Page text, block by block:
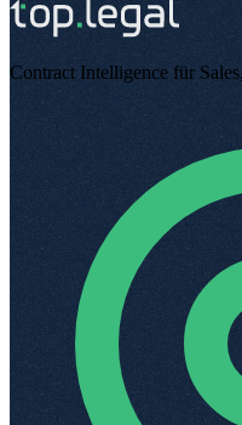
Contract Intelligence für